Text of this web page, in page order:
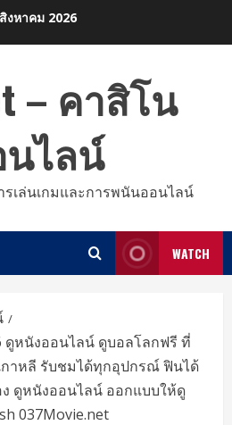
งหาคม 2026
– คาสิโน
ไลน์
เล่นเกมและการพนันออนไลน์
WATCH
ดูหนังออนไลน์ ดูบอลโลกฟรี ที่
กาหลี รับชมได้ทุกอุปกรณ์ ฟินได้
ดูหนังออนไลน์ ออกแบบให้ดู
037Movie.net